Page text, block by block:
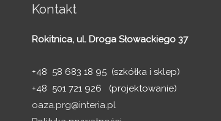
Kontakt
Rokitnica, ul. Droga Słowackiego 37
+48 58 683 18 95 (szkółka i sklep)
+48 501 721 926 (projektowanie)
oaza.prg@interia.pl